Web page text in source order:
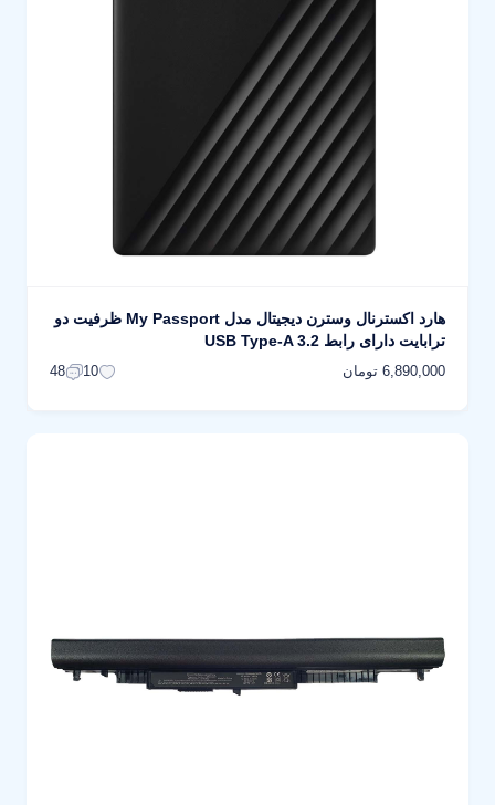
هارد اکسترنال وسترن دیجیتال مدل My Passport ظرفیت دو
ترابایت دارای رابط USB Type-A 3.2
6,890,000 تومان 10
48